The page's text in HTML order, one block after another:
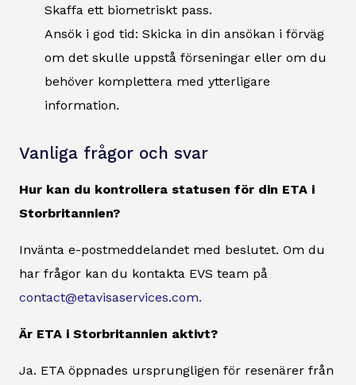
Skaffa ett biometriskt pass.
Ansök i god tid: Skicka in din ansökan i förväg
om det skulle uppstå förseningar eller om du
behöver komplettera med ytterligare
information.
Vanliga frågor och svar
Hur kan du kontrollera statusen för din ETA i
Storbritannien?
Invänta e-postmeddelandet med beslutet. Om du
har frågor kan du kontakta EVS team på
contact@etavisaservices.com.
Är ETA i Storbritannien aktivt?
Ja. ETA öppnades ursprungligen för resenärer från